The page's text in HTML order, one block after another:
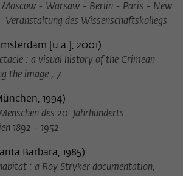
: Moscow - Warsaw - Berlin - Paris - New
Veranstaltung des Wissenschaftskollegs
[u.a.], 2001)
: a visual history of the Crimean
the image ; 7
1994)
des 20. Jahrhunderts :
1892 - 1952
Barbara, 1985)
: a Roy Stryker documentation,